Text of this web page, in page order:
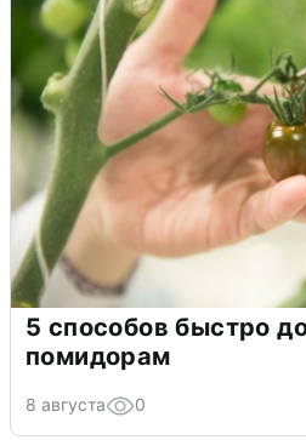
5 способов быстро
помидорам
8 августа 0